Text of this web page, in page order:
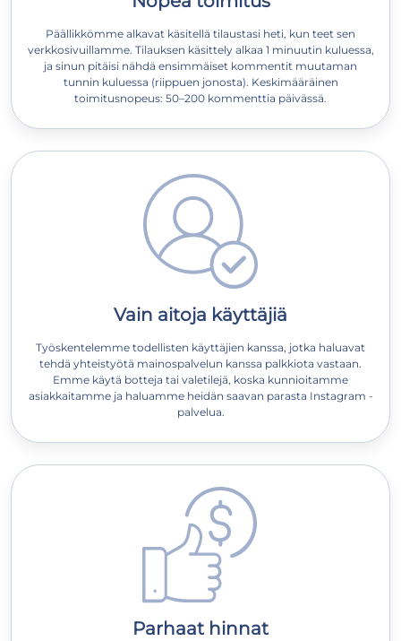
Päällikkömme alkavat käsitellä tilaustasi heti, kun teet sen
verkkosivuillamme. Tilauksen käsittely alkaa 1 minuutin kuluessa,
ja sinun pitäisi nähdä ensimmäiset kommentit muutaman
tunnin kuluessa (riippuen jonosta). Keskimääräinen
toimitusnopeus: 50–200 kommenttia päivässä.
Vain aitoja käyttäjiä
Työskentelemme todellisten käyttäjien kanssa, jotka haluavat
tehdä yhteistyötä mainospalvelun kanssa palkkiota vastaan.
Emme käytä botteja tai valetilejä, koska kunnioitamme
asiakkaitamme ja haluamme heidän saavan parasta Instagram -
palvelua.
Parhaat hinnat